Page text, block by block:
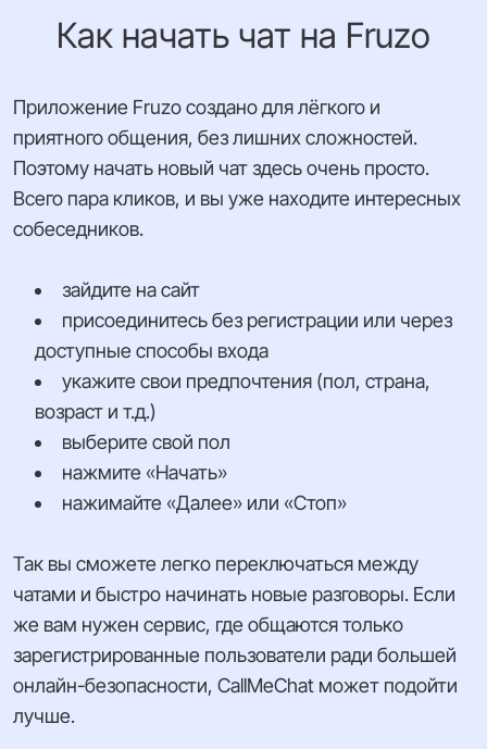
Как начать чат на Fruzo
Приложение Fruzo создано для лёгкого и
приятного общения, без лишних сложностей.
Поэтому начать новый чат здесь очень просто.
Всего пара кликов, и вы уже находите интересных
собеседников.
зайдите на сайт
присоединитесь без регистрации или через
доступные способы входа
укажите свои предпочтения (пол, страна,
возраст и т.д.)
выберите свой пол
нажмите «Начать»
нажимайте «Далее» или «Стоп»
Так вы сможете легко переключаться между
чатами и быстро начинать новые разговоры. Если
же вам нужен сервис, где общаются только
зарегистрированные пользователи ради большей
онлайн-безопасности, CallMeChat может подойти
лучше.